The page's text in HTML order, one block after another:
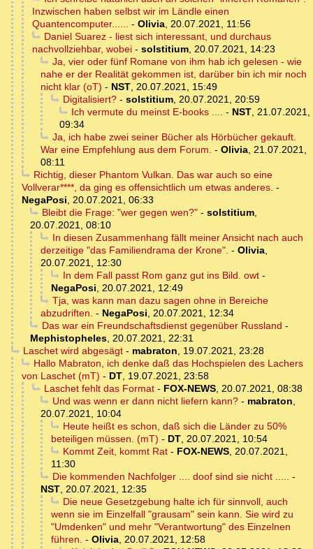
Inzwischen haben selbst wir im Ländle einen
Quantencomputer...... - Olivia, 20.07.2021, 11:56
Daniel Suarez - liest sich interessant, und durchaus
nachvollziehbar, wobei - solstitium, 20.07.2021, 14:23
Ja, vier oder fünf Romane von ihm hab ich gelesen - wie
nahe er der Realität gekommen ist, darüber bin ich mir noch
nicht klar (oT) - NST, 20.07.2021, 15:49
Digitalisiert?- solstitium, 20.07.2021, 20:59
Ich vermute du meinst E-books .... - NST, 21.07.2021,
09:34
Ja, ich habe zwei seiner Bücher als Hörbücher gekauft.
War eine Empfehlung aus dem Forum. - Olivia, 21.07.2021,
08:11
Richtig, dieser Phantom Vulkan. Das war auch so eine
Vollverar****, da ging es offensichtlich um etwas anderes. -
NegaPosi, 20.07.2021, 06:33
Bleibt die Frage: "wer gegen wen?"- solstitium,
20.07.2021, 08:10
In diesen Zusammenhang fällt meiner Ansicht nach auch
derzeitige "das Familiendrama der Krone". - Olivia,
20.07.2021, 12:30
In dem Fall passt Rom ganz gut ins Bild. owt-
NegaPosi, 20.07.2021, 12:49
Tja, was kann man dazu sagen ohne in Bereiche
abzudriften. - NegaPosi, 20.07.2021, 12:34
Das war ein Freundschaftsdienst gegenüber Russland -
Mephistopheles, 20.07.2021, 22:31
Laschet wird abgesägt- mabraton, 19.07.2021, 23:28
Hallo Mabraton, ich denke daß das Hochspielen des Lachers
von Laschet (mT) - DT, 19.07.2021, 23:58
Laschet fehlt das Format- FOX-NEWS, 20.07.2021, 08:38
Und was wenn er dann nicht liefern kann?- mabraton,
20.07.2021, 10:04
Heute heißt es schon, daß sich die Länder zu 50%
beteiligen müssen. (mT) - DT, 20.07.2021, 10:54
Kommt Zeit, kommt Rat- FOX-NEWS, 20.07.2021,
11:30
Die kommenden Nachfolger .... doof sind sie nicht ..... -
NST, 20.07.2021, 12:35
Die neue Gesetzgebung halte ich für sinnvoll, auch
wenn sie im Einzelfall "grausam" sein kann. Sie wird zu
"Umdenken" und mehr "Verantwortung" des Einzelnen
führen. - Olivia, 20.07.2021, 12:58